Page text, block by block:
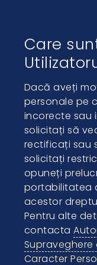
Care
Dacă aveți
personale pe
incorecte sau
solicitați să
rectificați sau
solicitați
opuneți
portabilitatea
acestor
Pentru alte
contacta
Supraveghere
Caracter